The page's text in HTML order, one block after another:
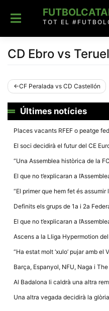
content
TOT EL
CD Ebro vs Teruel
Navegació
d'entrades
CF Peralada vs CD Castellón
Últimes notícies
Places vacants RFEF o peatge
El soci decidirà el futur del CE
“Una Assemblea històrica de la
El que no t’explicaran a
“El primer que hem fet és assumir
Definits els grups de 1a i 2a
El que no t’explicaran a
Ascens a la Lliga Hypermotion
“Ha estat molt ‘xulo’ pujar amb el
Barça, Espanyol, NFU, Naga i
Al Badalona li caldrà una altra
Una altra vegada decidirà la